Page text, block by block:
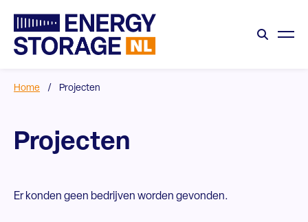
Home / Projecten
Projecten
Er konden geen bedrijven worden gevonden.